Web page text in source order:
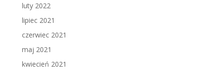
luty 2022
lipiec 2021
czerwiec 2021
maj 2021
kwiecień 2021